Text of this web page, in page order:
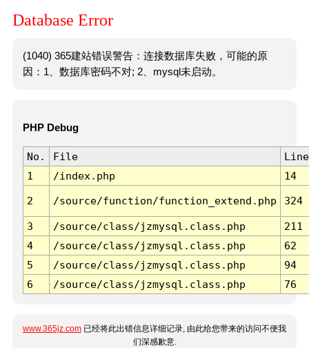
Database Error
(1040) 365建站错误警告：连接数据库失败，可能的原
因：1、数据库密码不对; 2、mysql未启动。
PHP Debug
No. File
Line
1
/index.php 14
2 /source/function/function_extend.php 324
3 /source/class/jzmysql.class.php
211
4
/source/class/jzmysql.class.php
62
5
/source/class/jzmysql.class.php
94
6
/source/class/jzmysql.class.php 76
www.365jz.com 已经将此出错信息详细记录, 由此给您带来的访问不便我
们深感歉意.